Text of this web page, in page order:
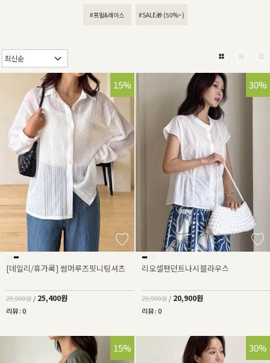
#프릴&레이스 #SALE🎁 (50%~)
15%
[데일리/휴가룩] 썸머루즈핏니팅셔츠
29,900원 / 25,400원
리뷰 : 0
30%
리오셀팬던트나시블라우스
29,900원 / 20,900원
리뷰 : 0
15% 36%
30%